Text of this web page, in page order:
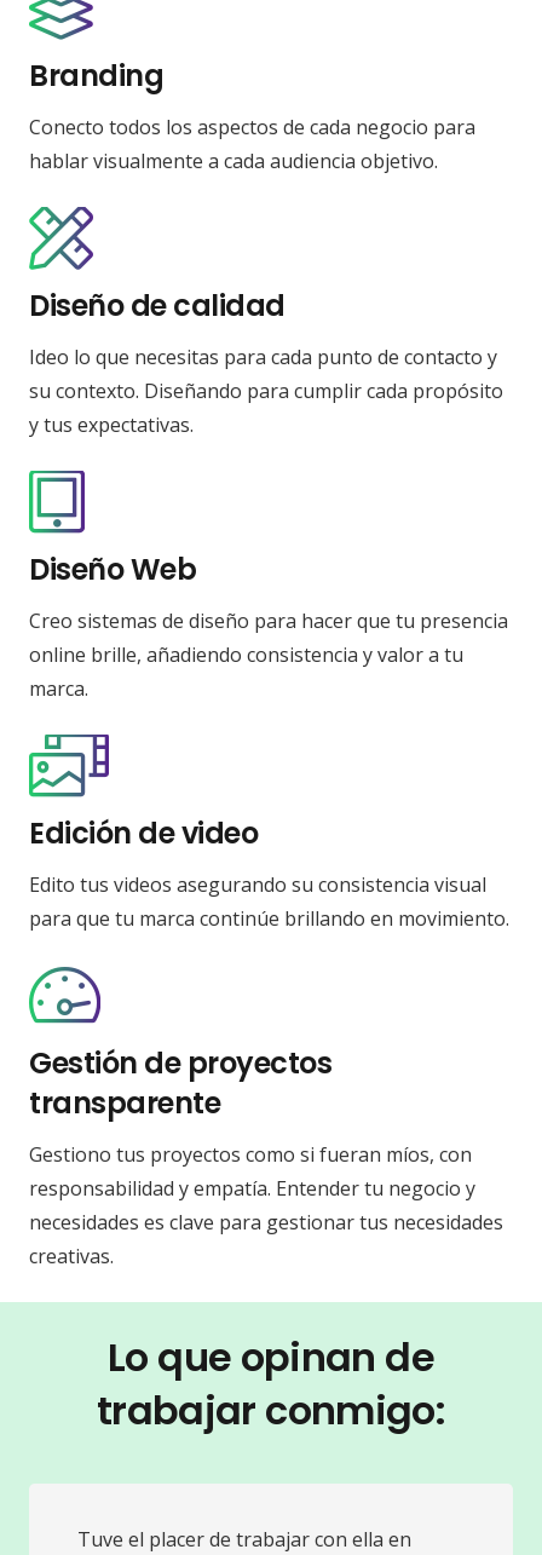
Branding
Conecto todos los aspectos de cada negocio para
hablar visualmente a cada audiencia objetivo.
Diseño de calidad
Ideo lo que necesitas para cada punto de contacto y
su contexto. Diseñando para cumplir cada propósito
y tus expectativas.
Diseño Web
Creo sistemas de diseño para hacer que tu presencia
online brille, añadiendo consistencia y valor a tu
marca.
Edición de video
Edito tus videos asegurando su consistencia visual
para que tu marca continúe brillando en movimiento.
Gestión de proyectos
transparente
Gestiono tus proyectos como si fueran míos, con
responsabilidad y empatía. Entender tu negocio y
necesidades es clave para gestionar tus necesidades
creativas.
Lo que opinan de
trabajar conmigo:
Tuve el placer de trabajar con ella en